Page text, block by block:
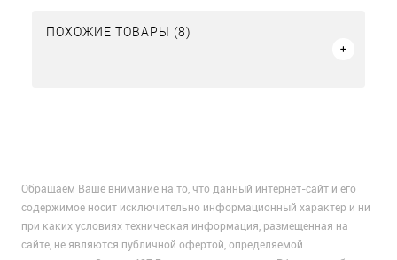
ПОХОЖИЕ ТОВАРЫ (8)
Обращаем Ваше внимание на то, что данный интернет-сайт и его
содержимое носит исключительно информационный характер и ни
при каких условиях техническая информация, размещенная на
сайте, не являются публичной офертой, определяемой